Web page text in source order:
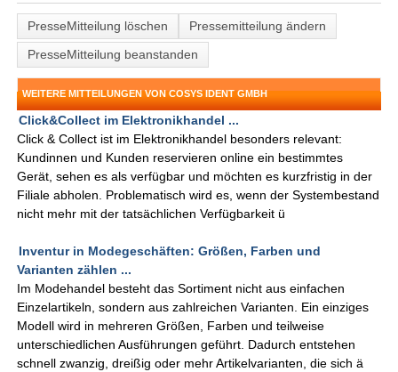
PresseMitteilung löschen
Pressemitteilung ändern
PresseMitteilung beanstanden
WEITERE MITTEILUNGEN VON COSYS IDENT GMBH
Click&Collect im Elektronikhandel ...
Click & Collect ist im Elektronikhandel besonders relevant:
Kundinnen und Kunden reservieren online ein bestimmtes
Gerät, sehen es als verfügbar und möchten es kurzfristig in der
Filiale abholen. Problematisch wird es, wenn der Systembestand
nicht mehr mit der tatsächlichen Verfügbarkeit ü
Inventur in Modegeschäften: Größen, Farben und
Varianten zählen ...
Im Modehandel besteht das Sortiment nicht aus einfachen
Einzelartikeln, sondern aus zahlreichen Varianten. Ein einziges
Modell wird in mehreren Größen, Farben und teilweise
unterschiedlichen Ausführungen geführt. Dadurch entstehen
schnell zwanzig, dreißig oder mehr Artikelvarianten, die sich ä